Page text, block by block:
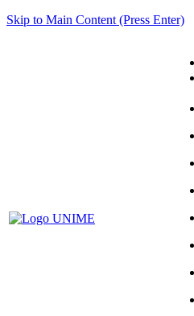
Skip to Main Content (Press Enter)